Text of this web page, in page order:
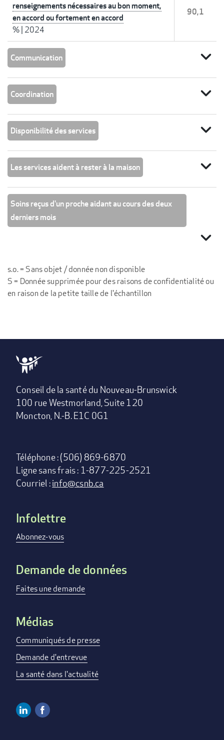
renseignements nécessaires au bon moment,
en accord ou fortement en accord
% 2024
90,1
Communication expand_more
Coordination expand_more
Disponibilité des services expand_more
Les services aident à rester à la maison expand_more
Soins reçus d'un proche aidant au cours des deux
derniers mois
expand_more
s.o. = Sans objet / donnée non disponible
S = Donnée supprimée pour des raisons de confidentialité ou
en raison de la petite taille de l'échantillon
Conseil de la santé du Nouveau-Brunswick
100 rue Westmorland, Suite 120
Moncton, N.-B. E1C 0G1
Téléphone : (506) 869-6870
Ligne sans frais : 1-877-225-2521
Courriel :info@csnb.ca
Footer
menu
Infolettre
Abonnez-vous
Demande de données
Faites une demande
Médias
Communiqués de presse
Demande d'entrevue
La santé dans l'actualité
Linkedin